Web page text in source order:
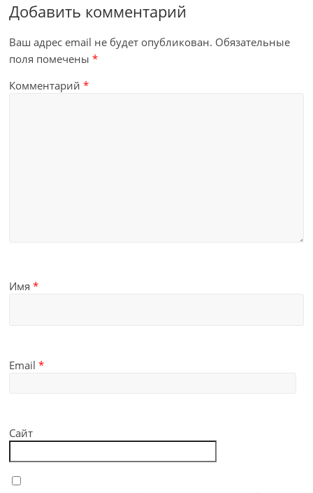
Добавить комментарий
Ваш адрес email не будет опубликован. Обязательные
поля помечены*
Комментарий*
Имя*
Email*
Сайт